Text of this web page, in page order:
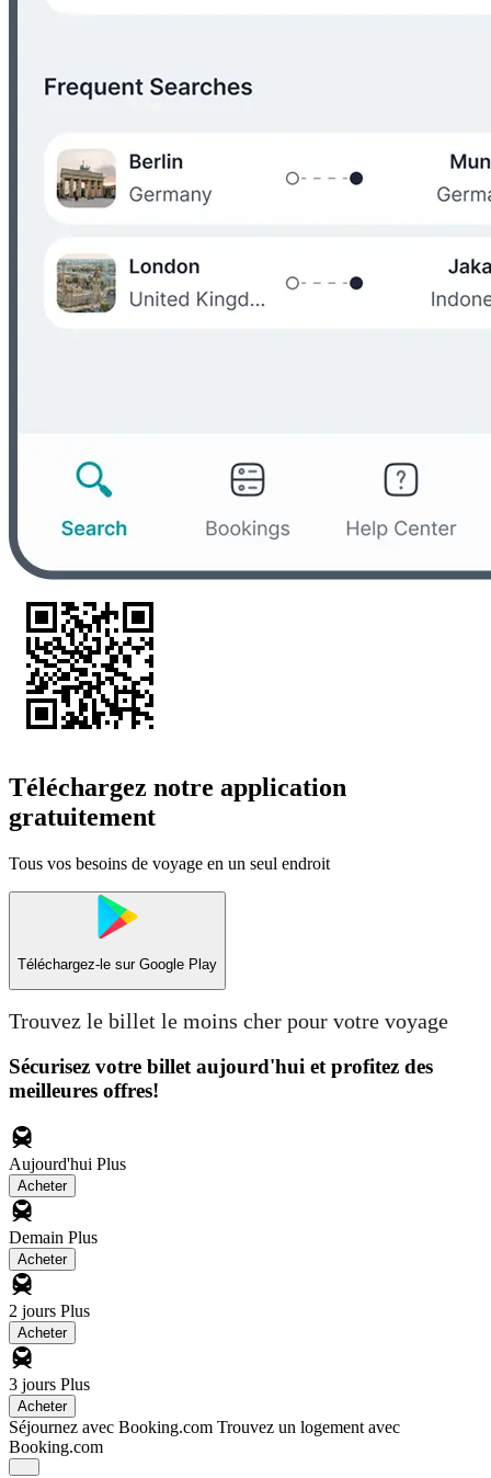
Téléchargez notre application
gratuitement
Tous vos besoins de voyage en un seul endroit
Téléchargez-le sur Google Play
Trouvez le billet le moins cher pour votre voyage
Sécurisez votre billet aujourd'hui et profitez des
meilleures offres!
Aujourd'hui Plus
Acheter
Demain Plus
Acheter
2 jours Plus
Acheter
3 jours Plus
Acheter
Séjournez avec Booking.com Trouvez un logement avec
Booking.com